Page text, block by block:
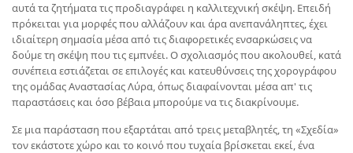
αυτά τα ζητήματα τις προδιαγράφει η καλλιτεχνική σκέψη. Επειδή
πρόκειται για μορφές που αλλάζουν και άρα ανεπανάληπτες, έχει
ιδιαίτερη σημασία μέσα από τις διαφορετικές ενσαρκώσεις να
δούμε τη σκέψη που τις εμπνέει. Ο σχολιασμός που ακολουθεί, κατά
συνέπεια εστιάζεται σε επιλογές και κατευθύνσεις της χορογράφου
της ομάδας Αναστασίας Λύρα, όπως διαφαίνονται μέσα απ' τις
παραστάσεις και όσο βέβαια μπορούμε να τις διακρίνουμε.
Σε μια παράσταση που εξαρτάται από τρεις μεταβλητές, τη «Σχεδία»
τον εκάστοτε χώρο και το κοινό που τυχαία βρίσκεται εκεί, ένα